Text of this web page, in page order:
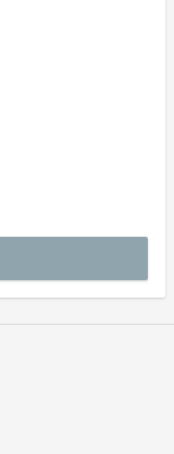
た後、
。